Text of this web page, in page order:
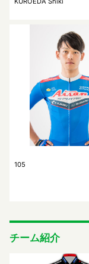
105
チーム紹介